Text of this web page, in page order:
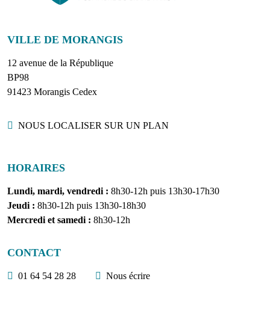
VILLE DE MORANGIS
12 avenue de la République
BP98
91423 Morangis Cedex
Localisation
NOUS LOCALISER SUR UN PLAN
HORAIRES
Lundi, mardi, vendredi : 8h30-12h puis 13h30-17h30
Jeudi : 8h30-12h puis 13h30-18h30
Mercredi et samedi : 8h30-12h
CONTACT
01 64 54 28 28 Nous écrire